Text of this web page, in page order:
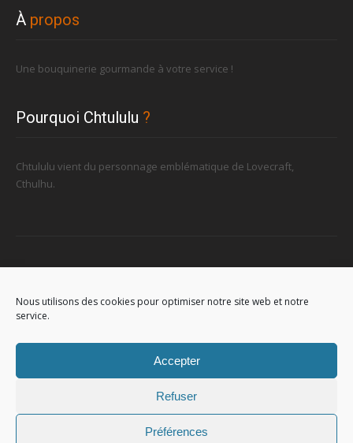
Nous utilisons des cookies pour optimiser notre site web et notre
service.
Accepter
Refuser
Préférences
À propos
Une bouquinerie gourmande à votre service !
Pourquoi Chtululu ?
Chtululu vient du personnage emblématique de Lovecraft,
Cthulhu.
. All Rights Reserved. L'utilisation de ce site signifie